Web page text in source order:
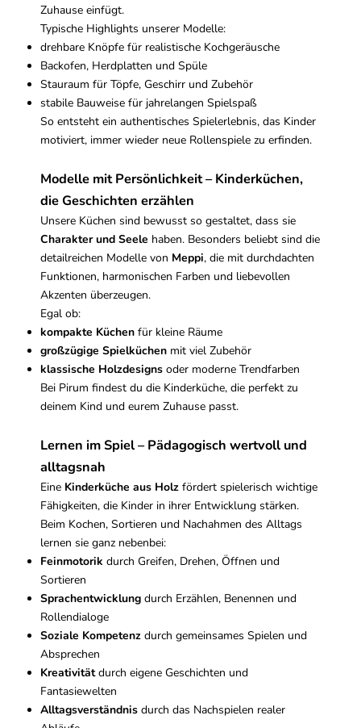
Zuhause einfügt.
Typische Highlights unserer Modelle:
drehbare Knöpfe für realistische Kochgeräusche
Backofen, Herdplatten und Spüle
Stauraum für Töpfe, Geschirr und Zubehör
stabile Bauweise für jahrelangen Spielspaß
So entsteht ein authentisches Spielerlebnis, das Kinder
motiviert, immer wieder neue Rollenspiele zu erfinden.
Modelle mit Persönlichkeit – Kinderküchen,
die Geschichten erzählen
Unsere Küchen sind bewusst so gestaltet, dass sie
Charakter und Seele haben. Besonders beliebt sind die
detailreichen Modelle von Meppi, die mit durchdachten
Funktionen, harmonischen Farben und liebevollen
Akzenten überzeugen.
Egal ob:
kompakte Küchen für kleine Räume
großzügige Spielküchen mit viel Zubehör
klassische Holzdesigns oder moderne Trendfarben
Bei Pirum findest du die Kinderküche, die perfekt zu
deinem Kind und eurem Zuhause passt.
Lernen im Spiel – Pädagogisch wertvoll und
alltagsnah
Eine Kinderküche aus Holz fördert spielerisch wichtige
Fähigkeiten, die Kinder in ihrer Entwicklung stärken.
Beim Kochen, Sortieren und Nachahmen des Alltags
lernen sie ganz nebenbei:
Feinmotorik durch Greifen, Drehen, Öffnen und
Sortieren
Sprachentwicklung durch Erzählen, Benennen und
Rollendialoge
Soziale Kompetenz durch gemeinsames Spielen und
Absprechen
Kreativitätdurch eigene Geschichten und
Fantasiewelten
Alltagsverständnis durch das Nachspielen realer